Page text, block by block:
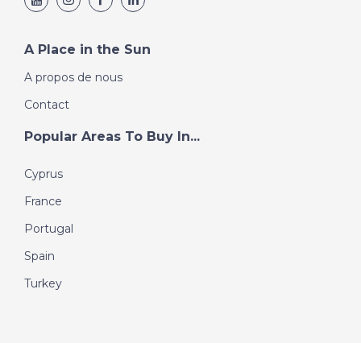
A Place in the Sun
A propos de nous
Contact
Popular Areas To Buy In...
Cyprus
France
Portugal
Spain
Turkey